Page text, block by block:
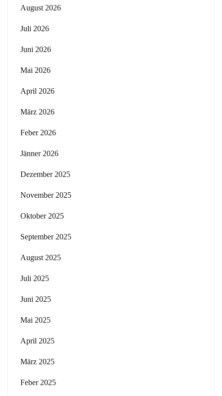
August 2026
Juli 2026
Juni 2026
Mai 2026
April 2026
März 2026
Feber 2026
Jänner 2026
Dezember 2025
November 2025
Oktober 2025
September 2025
August 2025
Juli 2025
Juni 2025
Mai 2025
April 2025
März 2025
Feber 2025